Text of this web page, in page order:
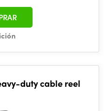
duty cable reel